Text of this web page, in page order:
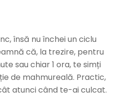
însă nu închei un ciclu
că, la trezire, pentru
sau chiar 1 ora, te simți
de mahmureală. Practic,
atunci când te-ai culcat.